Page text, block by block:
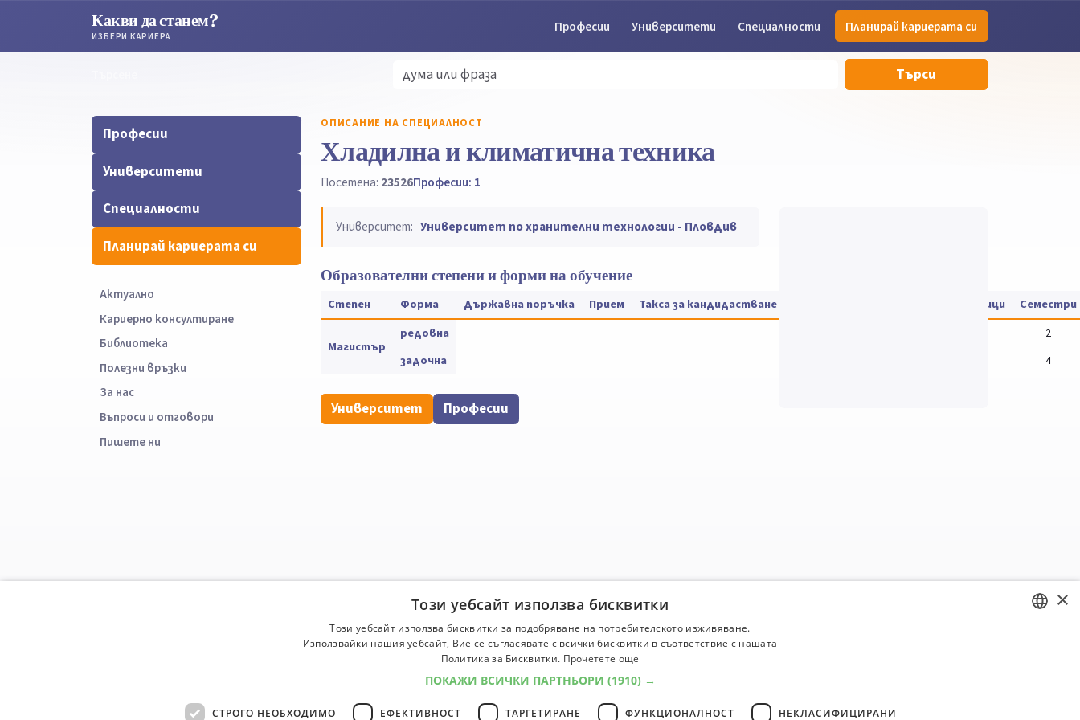
Какви да станем?
ИЗБЕРИ КАРИЕРА
Професии Университети Специалности Планирай кариерата си
Търси
Професии
Университети
Специалности
Планирай кариерата си
Актуално
Кариерно консултиране
Библиотека
Полезни връзки
За нас
Въпроси и отговори
Пишете ни
ОПИСАНИЕ НА СПЕЦИАЛНОСТ
Хладилна и климатична техника
Посетена: 23526Професии: 1
Университет: Университет по хранителни технологии - Пловдив
Образователни степени и форми на обучение
Степен Форма Държавна поръчка Прием Такса за кандидастване Цени на учебници Семестри
Магистър
редовна
2
задочна
4
Университет Професии
×
Този уебсайт използва бисквитки
Този уебсайт използва бисквитки за подобряване на потребителското изживяване.
Използвайки нашия уебсайт, Вие се съгласявате с всички бисквитки в съответствие с нашата
Политика за Бисквитки. Прочетете още
ПОКАЖИ ВСИЧКИ ПАРТНЬОРИ (1910) →
СТРОГО НЕОБХОДИМО ЕФЕКТИВНОСТ ТАРГЕТИРАНЕ ФУНКЦИОНАЛНОСТ НЕКЛАСИФИЦИРАНИ